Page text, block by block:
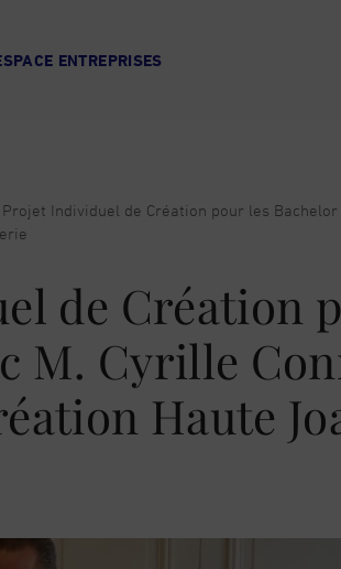
ENTREPRISES
Projet Individuel de Création pour les Bachelor
de Création
M. Cyrille
Haute